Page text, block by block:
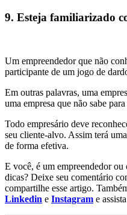
9. Esteja familiarizado
Um empreendedor que não
participante de um jogo de
Em outras palavras, uma
uma empresa que não sabe
Todo empresário deve
seu cliente-alvo. Assim terá
de forma efetiva.
E você, é um empreendedor ou
dicas? Deixe seu comentário
compartilhe esse artigo.
Linkedin e Instagram e